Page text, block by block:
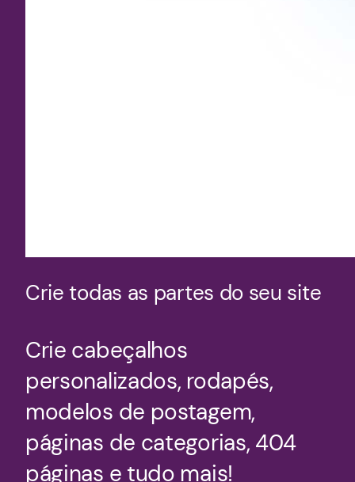
Crie todas as partes do seu site
Crie cabeçalhos
personalizados, rodapés,
modelos de postagem,
páginas de categorias, 404
páginas e tudo mais!